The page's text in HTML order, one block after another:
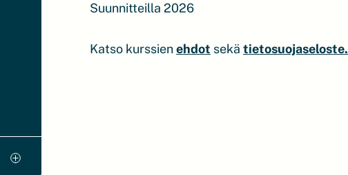
Suunnitteilla 2026
Katso kurssienehdot sekä tietosuojaseloste.